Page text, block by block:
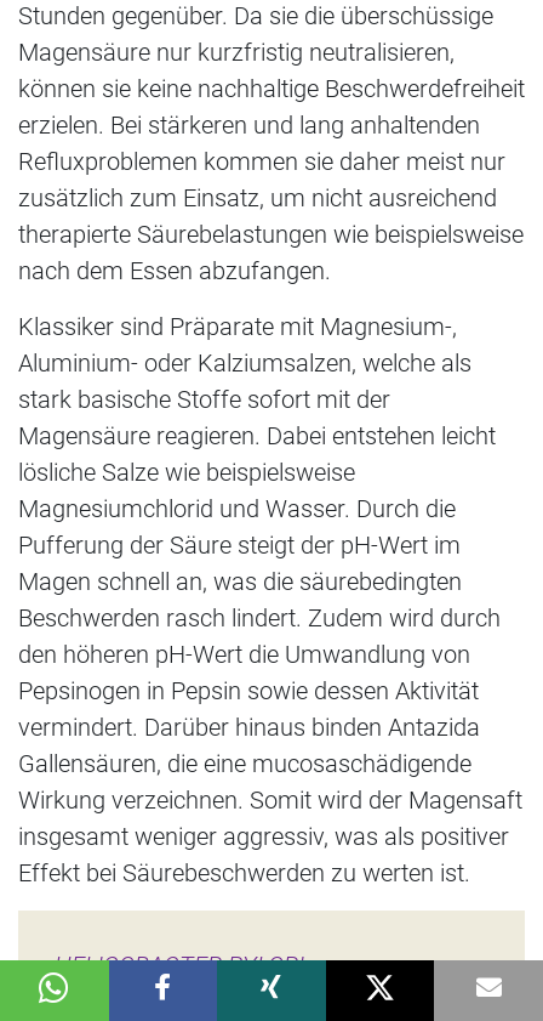
Stunden gegenüber. Da sie die überschüssige
Magensäure nur kurzfristig neutralisieren,
können sie keine nachhaltige Beschwerdefreiheit
erzielen. Bei stärkeren und lang anhaltenden
Refluxproblemen kommen sie daher meist nur
zusätzlich zum Einsatz, um nicht ausreichend
therapierte Säurebelastungen wie beispielsweise
nach dem Essen abzufangen.
Klassiker sind Präparate mit Magnesium-,
Aluminium- oder Kalziumsalzen, welche als
stark basische Stoffe sofort mit der
Magensäure reagieren. Dabei entstehen leicht
lösliche Salze wie beispielsweise
Magnesiumchlorid und Wasser. Durch die
Pufferung der Säure steigt der pH-Wert im
Magen schnell an, was die säurebedingten
Beschwerden rasch lindert. Zudem wird durch
den höheren pH-Wert die Umwandlung von
Pepsinogen in Pepsin sowie dessen Aktivität
vermindert. Darüber hinaus binden Antazida
Gallensäuren, die eine mucosaschädigende
Wirkung verzeichnen. Somit wird der Magensaft
insgesamt weniger aggressiv, was als positiver
Effekt bei Säurebeschwerden zu werten ist.
HELICOBACTER PYLORI
Das Bakterium setzt sich auf die